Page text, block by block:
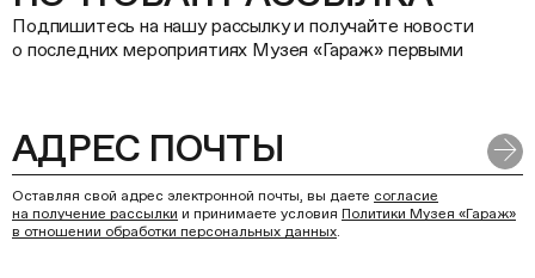
БОТАНИЧЕСКИЕ НАБРОСКИ
Художница Наталья Успенская покажет несколько
художники могут запечатлеть растительный мир. Затем
участники создадут серию ботанических набросков,
Подпишитесь на нашу рассылку и получайте новости
о последних мероприятиях Музея «Гараж» первыми
Оставляя свой адрес электронной почты, вы даете согласие
на получение рассылки и принимаете условия Политики Музея «Гараж»
в отношении обработки персональных данных.